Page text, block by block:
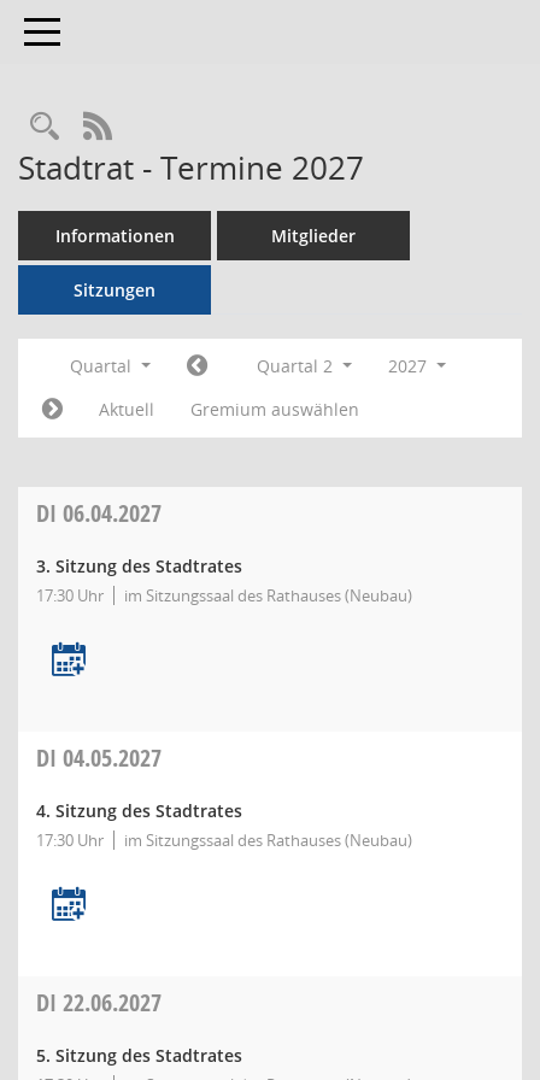
Toggle navigation
RSS-Feed
Stadtrat - Termine 2027
Informationen Mitglieder
Sitzungen
Quartal Quartal 2
2027
Aktuell
Gremium auswählen
DI 06.04.2027
3. Sitzung des Stadtrates
17:30 Uhr im Sitzungssaal des Rathauses (Neubau)
DI 04.05.2027
4. Sitzung des Stadtrates
17:30 Uhr im Sitzungssaal des Rathauses (Neubau)
DI 22.06.2027
5. Sitzung des Stadtrates